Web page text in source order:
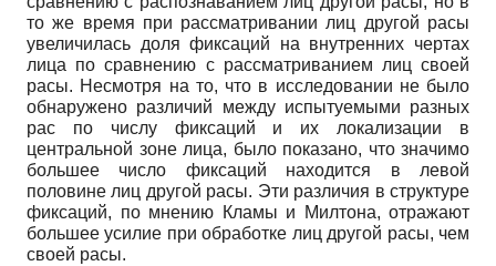
то же время при рассматривании лиц другой расы
увеличилась доля фиксаций на внутренних чертах
лица по сравнению с рассматриванием лиц своей
расы. Несмотря на то, что в исследовании не было
обнаружено различий между испытуемыми разных
рас по числу фиксаций и их локализации в
центральной зоне лица, было показано, что значимо
большее число фиксаций находится в левой
половине лиц другой расы. Эти различия в структуре
фиксаций, по мнению Кламы и Милтона, отражают
большее усилие при обработке лиц другой расы, чем
своей расы.